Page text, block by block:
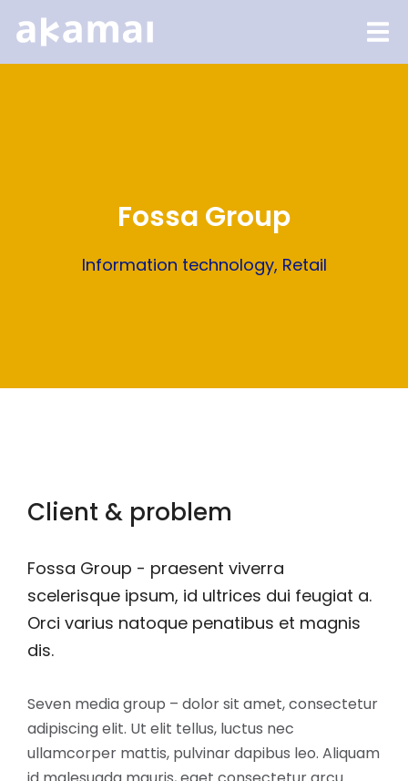
Fossa Group
Information technology, Retail
Client & problem
Fossa Group - praesent viverra
scelerisque ipsum, id ultrices dui feugiat a.
Orci varius natoque penatibus et magnis
dis.
Seven media group – dolor sit amet, consectetur
adipiscing elit. Ut elit tellus, luctus nec
ullamcorper mattis, pulvinar dapibus leo. Aliquam